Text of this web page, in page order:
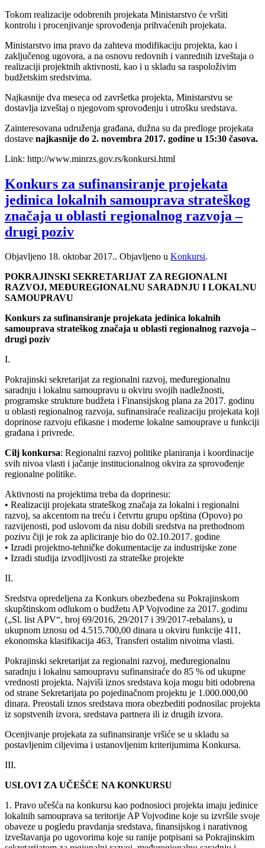
Tokom realizacije odobrenih projekata Ministarstvo će vršiti
kontrolu i procenjivanje sprovođenja prihvaćenih projekata.
Ministarstvo ima pravo da zahteva modifikaciju projekta, kao i
zaključenog ugovora, a na osnovu redovnih i vanrednih izveštaja o
realizaciji projektnih aktivnosti, kao i u skladu sa raspoloživim
budžetskim sredstvima.
Najkasnije dva meseca od završetka projekta, Ministarstvu se
dostavlja izveštaj o njegovom sprovođenju i utrošku sredstava.
Zainteresovana udruženja građana, dužna su da predloge projekata
dostave najkasnije do 2. novembra 2017. godine u 15:30 časova.
Link: http://www.minrzs.gov.rs/konkursi.html
Konkurs za sufinansiranje projekata
jedinica lokalnih samouprava strateškog
značaja u oblasti regionalnog razvoja –
drugi poziv
Objavljeno 18. oktobar 2017.. Objavljeno u Konkursi.
POKRAJINSKI SEKRETARIJAT ZA REGIONALNI
RAZVOJ, MEĐUREGIONALNU SARADNJU I LOKALNU
SAMOUPRAVU
Konkurs za sufinansiranje projekata jedinica lokalnih
samouprava strateškog značaja u oblasti regionalnog razvoja –
drugi poziv
I.
Pokrajinski sekretarijat za regionalni razvoj, međuregionalnu
saradnju i lokalnu samoupravu u okviru svojih nadležnosti,
programske strukture budžeta i Finansijskog plana za 2017. godinu
u oblasti regionalnog razvoja, sufinansiraće realizaciju projekata koji
doprinose razvoju efikasne i moderne lokalne samouprave u funkciji
građana i privrede.
Cilj konkursa: Regionalni razvoj politike planiranja i koordinacije
svih nivoa vlasti i jačanje institucionalnog okvira za sprovođenje
regionalne politike.
Aktivnosti na projektima treba da doprinesu:
• Realizaciji projekata strateškog značaja za lokalni i regionalni
razvoj, sa akcentom na treću i četvrtu grupu opština (Opovo) po
razvijenosti, pod uslovom da nisu dobili sredstva na prethodnom
pozivu čiji je rok za apliciranje bio do 02.10.2017. godine
• Izradi projektno-tehničke dokumentacije za industrijske zone
• Izradi studija izvodljivosti za strateške projekte
II.
Sredstva opredeljena za Konkurs obezbeđena su Pokrajinskom
skupštinskom odlukom o budžetu AP Vojvodine za 2017. godinu
(„Sl. list APV“, broj 69/2016, 29/2017 i 39/2017-rebalans), u
ukupnom iznosu od 4.515.700,00 dinara u okviru funkcije 411,
ekonomska klasifikacija 463, Transferi ostalim nivoima vlasti.
Pokrajinski sekretarijat za regionalni razvoj, međuregionalnu
saradnju i lokalnu samoupravu sufinansiraće do 85 % od ukupne
vrednosti projekta. Najviši iznos sredstava koja mogu biti odobrena
od strane Sekretarijata po pojedinačnom projektu je 1.000.000,00
dinara. Preostali iznos sredstava mora obezbediti podnosilac projekta
iz sopstvenih izvora, sredstava partnera ili iz drugih izvora.
Ocenjivanje projekata za sufinansiranje vršiće se u skladu sa
postavljenim ciljevima i ustanovljenim kriterijumima Konkursa.
III.
USLOVI ZA UČEŠĆE NA KONKURSU
1. Pravo učešća na konkursu kao podnosioci projekta imaju jedinice
lokalnih samouprava sa teritorije AP Vojvodine koje su izvršile svoje
obaveze u pogledu pravdanja sredstava, finansijskog i narativnog
izveštavanja po ugovorima koje su ranije potpisani sa Pokrajinskim